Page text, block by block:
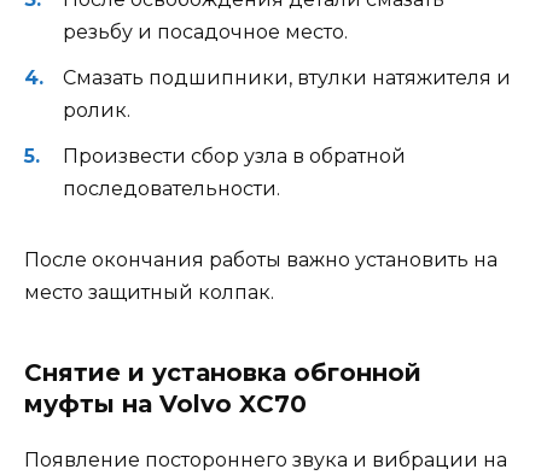
резьбу и посадочное место.
Смазать подшипники, втулки натяжителя и
ролик.
Произвести сбор узла в обратной
последовательности.
После окончания работы важно установить на
место защитный колпак.
Снятие и установка обгонной
муфты на Volvo XC70
Появление постороннего звука и вибрации на